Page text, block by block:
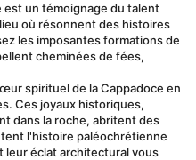
un témoignage du talent
où résonnent des histoires
les imposantes formations de
cheminées de fées,
spirituel de la Cappadoce en
Ces joyaux historiques,
dans la roche, abritent des
l'histoire paléochrétienne
leur éclat architectural vous